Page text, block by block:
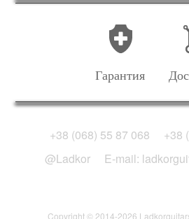
Гарантия
+38 (068) 55 87 068
+38
@Ladkor
E-mail:
Copyright © 2014-2026